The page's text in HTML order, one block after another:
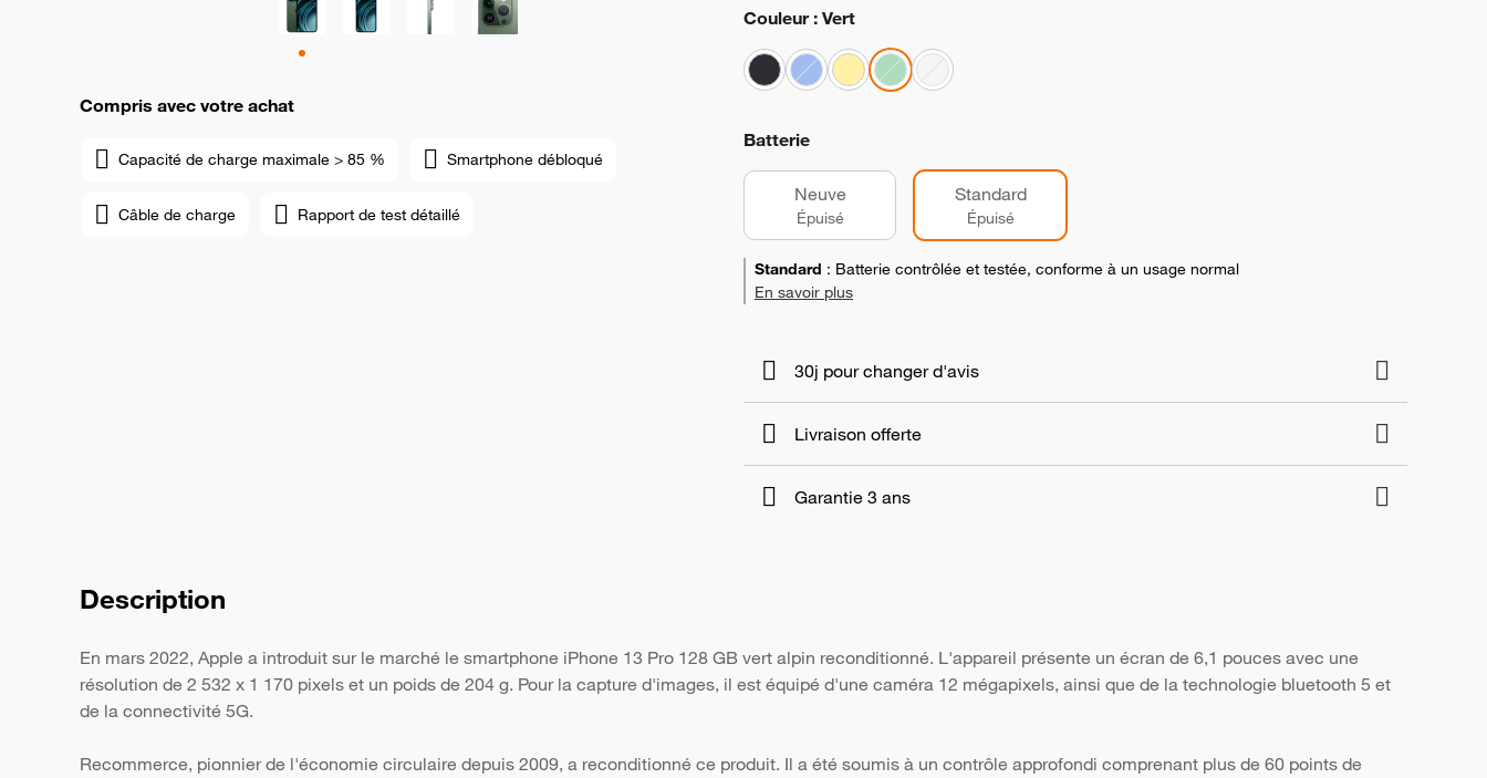
Compris avec votre achat
Capacité de charge maximale > 85 % Smartphone débloqué
Câble de charge Rapport de test détaillé
Couleur : Vert
Batterie
Neuve
Épuisé
Standard
Épuisé
Standard : Batterie contrôlée et testée, conforme à un usage normal
En savoir plus
30j pour changer d'avis
Livraison offerte
Garantie 3 ans
Description
En mars 2022, Apple a introduit sur le marché le smartphone iPhone 13 Pro 128 GB vert alpin reconditionné. L'appareil présente un écran de 6,1 pouces avec une
résolution de 2 532 x 1 170 pixels et un poids de 204 g. Pour la capture d'images, il est équipé d'une caméra 12 mégapixels, ainsi que de la technologie bluetooth 5 et
de la connectivité 5G.
Recommerce, pionnier de l'économie circulaire depuis 2009, a reconditionné ce produit. Il a été soumis à un contrôle approfondi comprenant plus de 60 points de